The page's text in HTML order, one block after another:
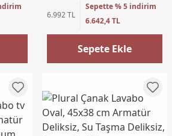
6.992 TL
Sepette % 5 indirim
6.642,4 TL
Sepete Ekle